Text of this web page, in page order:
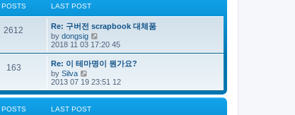
t
e
s
p
s
t
l
a
t
e
s
p
s
POSTS LAST POST
2612
Re: 구버전 scrapbook 대체품
by dongsig
i
e
w
h
e
l
2018 11 03 17:20 45
163
Re: 이 테마명이 뭔가요?
by Silva
i
e
w
t
2013 07 19 23:51 12
POSTS LAST POST